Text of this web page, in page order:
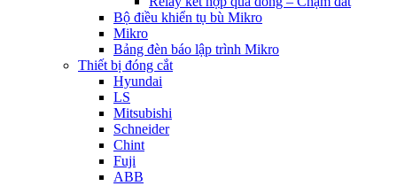
Bộ điều khiển tụ bù Mikro
Mikro
Bảng đèn báo lập trình Mikro
Thiết bị đóng cắt
Hyundai
LS
Mitsubishi
Schneider
Chint
Fuji
ABB